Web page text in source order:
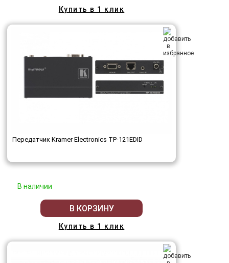
Купить в 1 клик
Передатчик Kramer Electronics TP-121EDID
В наличии
В КОРЗИНУ
Купить в 1 клик